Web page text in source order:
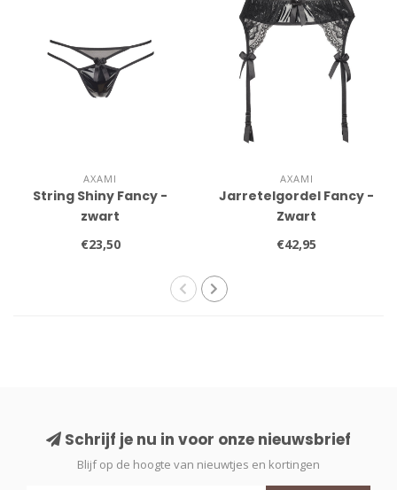
AXAMI
String Shiny Fancy -
zwart
€23,50
AXAMI
Jarretelgordel Fancy -
Zwart
€42,95
Schrijf je nu in voor onze nieuwsbrief
Blijf op de hoogte van nieuwtjes en kortingen